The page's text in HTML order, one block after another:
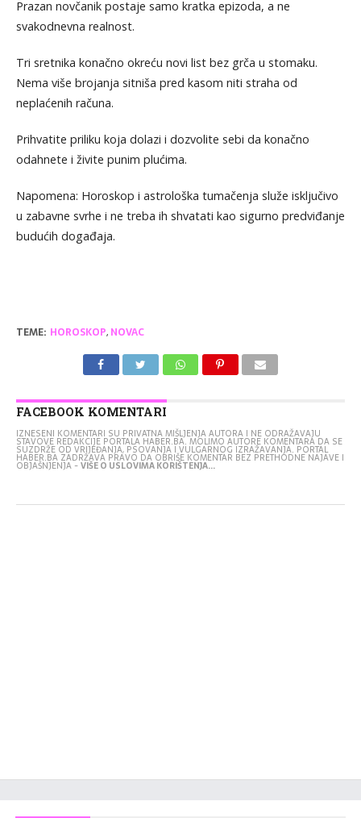
Prazan novčanik postaje samo kratka epizoda, a ne
svakodnevna realnost.
Tri sretnika konačno okreću novi list bez grča u stomaku.
Nema više brojanja sitniša pred kasom niti straha od
neplaćenih računa.
Prihvatite priliku koja dolazi i dozvolite sebi da konačno
odahnete i živite punim plućima.
Napomena: Horoskop i astrološka tumačenja služe isključivo
u zabavne svrhe i ne treba ih shvatati kao sigurno predviđanje
budućih događaja.
TEME: HOROSKOP, NOVAC
FACEBOOK KOMENTARI
IZNESENI KOMENTARI SU PRIVATNA MIŠLJENJA AUTORA I NE ODRAŽAVAJU
STAVOVE REDAKCIJE PORTALA HABER.BA. MOLIMO AUTORE KOMENTARA DA SE
SUZDRŽE OD VRIJEĐANJA, PSOVANJA I VULGARNOG IZRAŽAVANJA. PORTAL
HABER.BA ZADRŽAVA PRAVO DA OBRIŠE KOMENTAR BEZ PRETHODNE NAJAVE I
OBJAŠNJENJA -VIŠE O USLOVIMA KORIŠTENJA...